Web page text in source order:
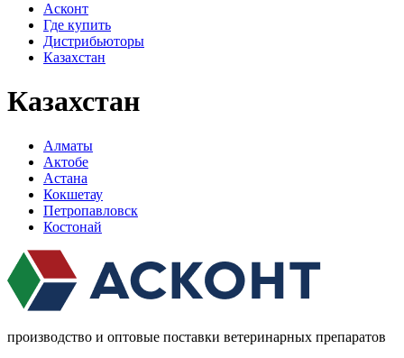
Асконт
Где купить
Дистрибьюторы
Казахстан
Казахстан
Алматы
Актобе
Астана
Кокшетау
Петропавловск
Костонай
производство и оптовые поставки ветеринарных препаратов